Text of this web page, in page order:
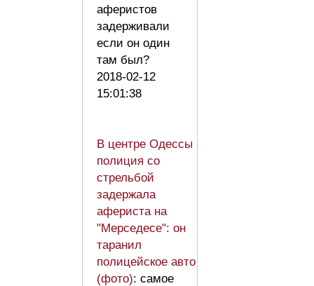
аферистов
задерживали
если он один
там был?
2018-02-12
15:01:38
В центре Одессы
полиция со
стрельбой
задержала
афериста на
"Мерседесе": он
таранил
полицейское авто
(фото): самое